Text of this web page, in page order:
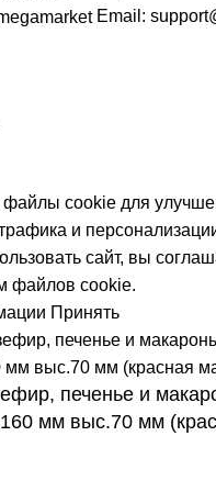
Email:
cookie для
и
сайт, вы
файлов cookie.
Принять
печенье и
мм выс.70 мм